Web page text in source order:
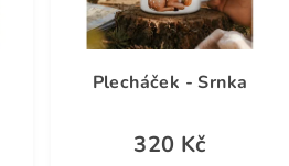
Plecháček - Srnka
320 Kč